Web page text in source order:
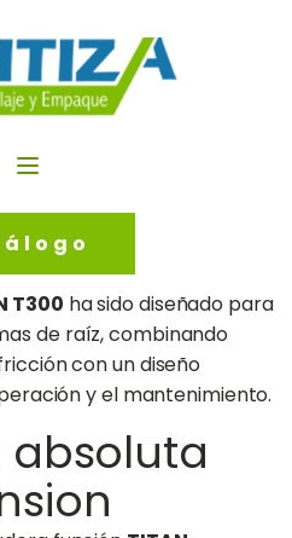
T300 ha sido diseñado para
de raíz, combinando
con un diseño
y el mantenimiento.
absoluta